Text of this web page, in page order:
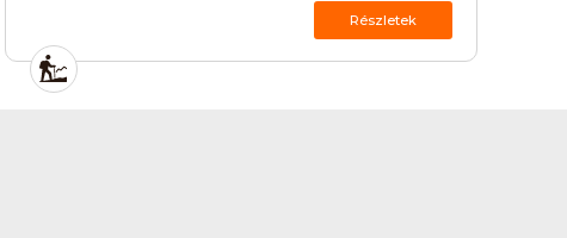
Részletek